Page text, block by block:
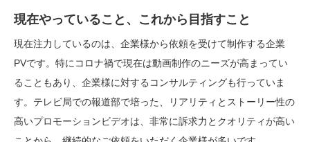
現在やっていること、これから目指すこと
現在注力しているのは、企業様から依頼を受けて制作する企業
PVです。特にコロナ禍で現在は動画制作のニーズが高まってい
ることもあり、企業様に対するコンサルティングも行っていま
す。テレビ局での報道部で培った、リアリティとストーリー性の
高いプロモーションビデオは、非常に訴求力とクオリティが高い